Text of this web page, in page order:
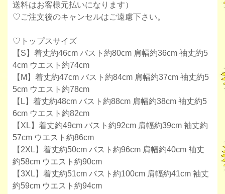
送料はお客様元払いになります）
♡ご注文後のキャンセルはご遠慮下さい。
♡トップスサイズ
【S】着丈約46cm バスト約80cm 肩幅約36cm 袖丈約5
4cm ウエスト約74cm
【M】着丈約47cm バスト約84cm 肩幅約37cm 袖丈約5
5cm ウエスト約78cm
【L】着丈約48cm バスト約88cm 肩幅約38cm 袖丈約5
6cm ウエスト約82cm
【XL】着丈約49cm バスト約92cm 肩幅約39cm 袖丈約
57cm ウエスト約86cm
【2XL】着丈約50cm バスト約96cm 肩幅約40cm 袖丈
約58cm ウエスト約90cm
【3XL】着丈約51cm バスト約100cm 肩幅約41cm 袖丈
約59cm ウエスト約94cm